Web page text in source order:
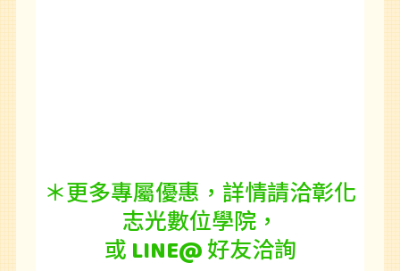
＊更多專屬優惠，詳情請洽彰化
志光數位學院，
或 LINE@ 好友洽詢